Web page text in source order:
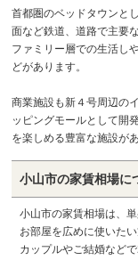
首都圏のベッドタウンと
面など鉄道、道路で主要
ファミリー層での生活し
どがあります。
商業施設も新４号周辺の
ッピングモールとして開
を楽しめる豊富な施設が
小山市の家賃相場に
小山市の家賃相場は、
お部屋を広めに使いた
カップルやご結婚など